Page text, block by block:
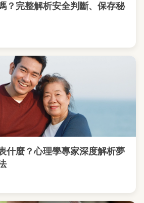
？完整解析安全判斷、保存秘
什麼？心理學專家深度解析夢